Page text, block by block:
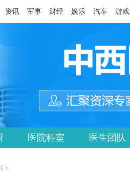
资讯 军事 财经 娱乐 汽车 游戏
医院科室 医生团队
>